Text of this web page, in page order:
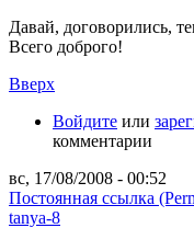
Давай, договорились,
Всего доброго!
Вверх
Войдите или
комментарии
вс, 17/08/2008 - 00:52
Постоянная ссылка
tanya-8